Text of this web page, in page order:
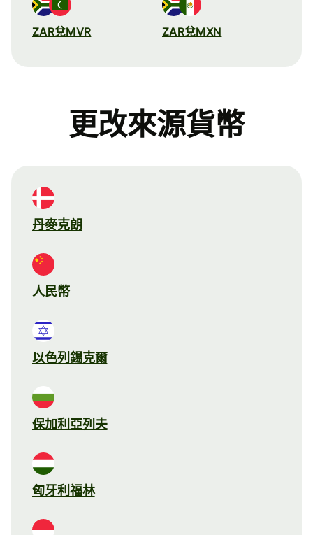
ZAR兌MVR ZAR兌MXN
更改來源貨幣
丹麥克朗
人民幣
以色列錫克爾
保加利亞列夫
匈牙利福林